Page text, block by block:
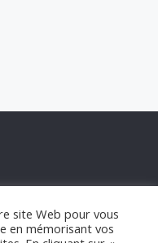
site Web pour vous
en mémorisant vos